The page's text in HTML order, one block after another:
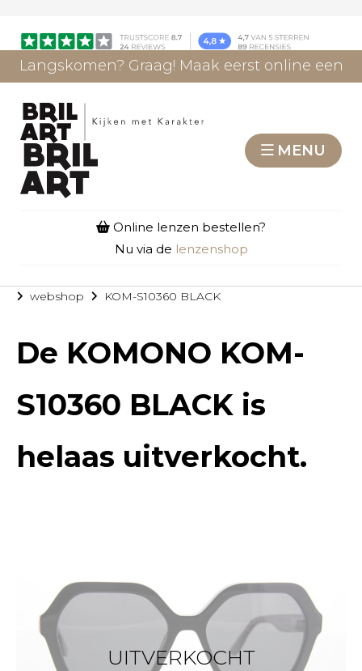
Langskomen? Graag! Maak eerst online een
MENU
Online lenzen bestellen?
Nu via de lenzenshop
webshop KOM-S10360 BLACK
De KOMONO KOM-
S10360 BLACK is
helaas uitverkocht.
UITVERKOCHT